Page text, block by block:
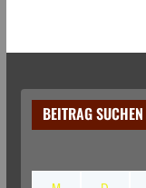
BEITRAG